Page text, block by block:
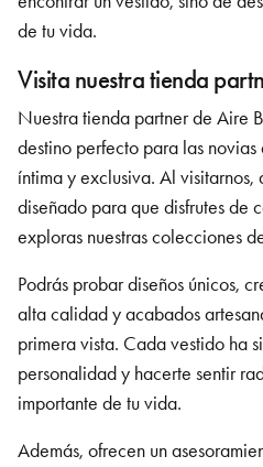
de tu vida.
Visita nuestra tienda
Nuestra tienda partner de Aire
destino perfecto para las
íntima y exclusiva. Al visitarnos,
diseñado para que disfrutes de
exploras nuestras colecciones
Podrás probar diseños únicos,
alta calidad y acabados
primera vista. Cada vestido ha
personalidad y hacerte sentir
importante de tu vida.
Además, ofrecen un